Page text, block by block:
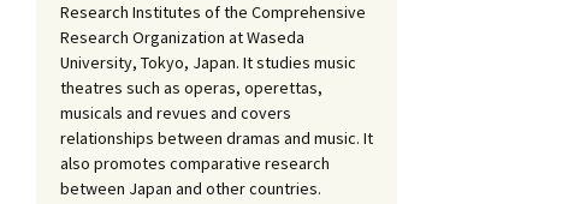
「歌劇の上演状況に関
する研究：歌劇場プロ
グラムのデータベース
化に向けて」WG
「オペラ研究の諸問
Research Institutes of the Comprehensive
Research Organization at Waseda
University, Tokyo, Japan. It studies music
theatres such as operas, operettas,
musicals and revues and covers
relationships between dramas and music. It
also promotes comparative research
between Japan and other countries.